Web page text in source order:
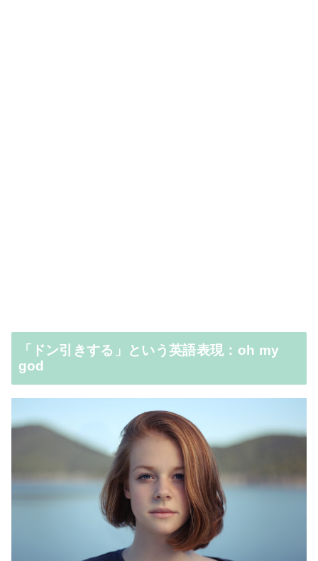
「ドン引きする」という英語表現：oh my
god